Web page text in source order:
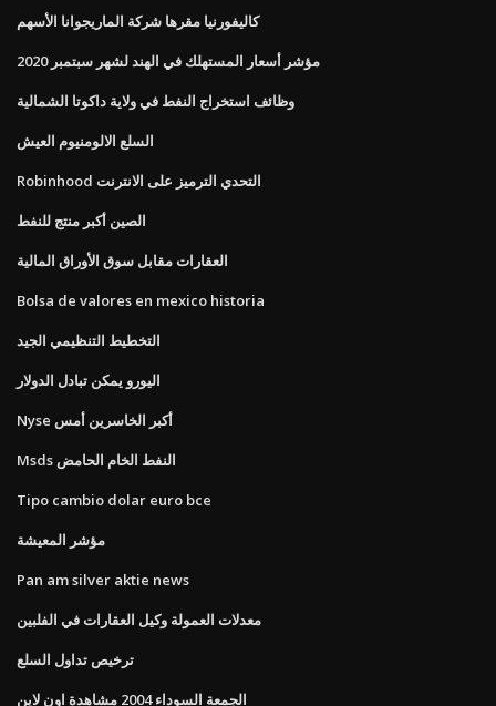
كاليفورنيا مقرها شركة الماريجوانا الأسهم
مؤشر أسعار المستهلك في الهند لشهر سبتمبر 2020
وظائف استخراج النفط في ولاية داكوتا الشمالية
السلع الالومنيوم العيش
Robinhood التحدي الترميز على الانترنت
الصين أكبر منتج للنفط
العقارات مقابل سوق الأوراق المالية
Bolsa de valores en mexico historia
التخطيط التنظيمي الجيد
اليورو يمكن تبادل الدولار
Nyse أكبر الخاسرين أمس
Msds النفط الخام الحامض
Tipo cambio dolar euro bce
مؤشر المعيشة
Pan am silver aktie news
معدلات العمولة وكيل العقارات في الفلبين
ترخيص تداول السلع
الجمعة السوداء 2004 مشاهدة اون لاين